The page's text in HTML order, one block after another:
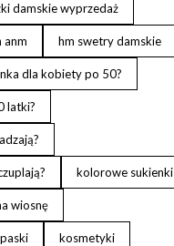
damskie wyprzedaż
anm hm swetry damskie
dla kobiety po 50?
latki?
kolorowe sukienki
wiosnę
kosmetyki